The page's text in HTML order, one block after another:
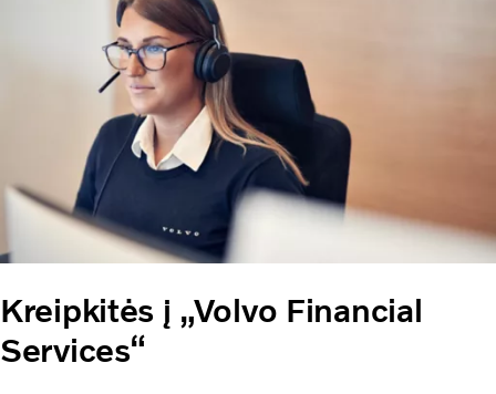
Kreipkitės į „Volvo Financial
Services“